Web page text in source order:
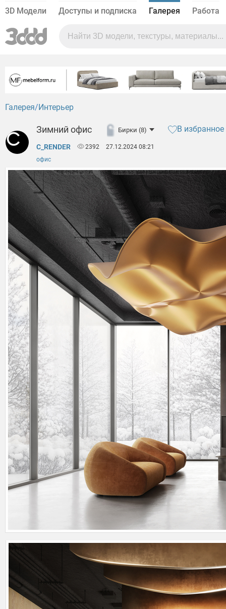
3D Модели Доступы и подписка Галерея Работа
Галерея Интерьер
Зимний офис Бирки (8) В избранное
C_RENDER 2392
27.12.2024 08:21
офис